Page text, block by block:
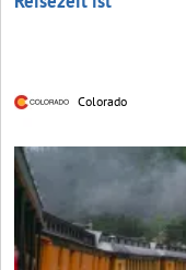
Colorado